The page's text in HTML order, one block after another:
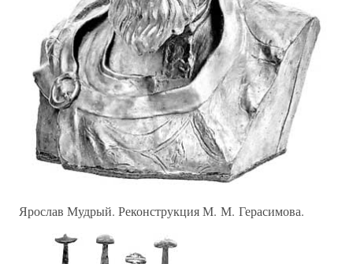
Ярослав Мудрый. Реконструкция М. М. Герасимова.